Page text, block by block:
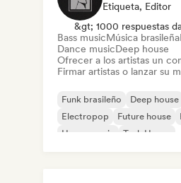
Etiqueta, Editor
&gt; 1000 respuestas
Bass musicMúsica brasileña
Dance musicDeep house
Ofrecer a los artistas un
Firmar artistas o lanzar su
Funk brasileño Deep house
Electropop
Future house
House music
Tech House